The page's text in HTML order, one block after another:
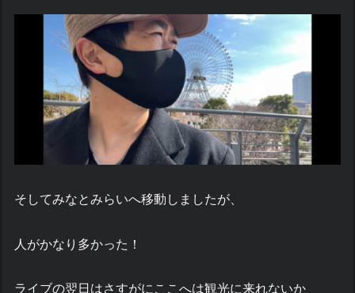
そしてみなとみらいへ移動しましたが、
人がかなり多かった！
ライブの翌日はさすがにここへは観光に来れないか